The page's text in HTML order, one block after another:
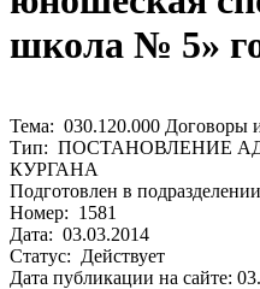
школа № 5»
Тема: 030.120.000 Договоры и
Тип: ПОСТАНОВЛЕНИЕ
КУРГАНА
Подготовлен в
Номер: 1581
Дата: 03.03.2014
Статус: Действует
Дата публикации на сайте: